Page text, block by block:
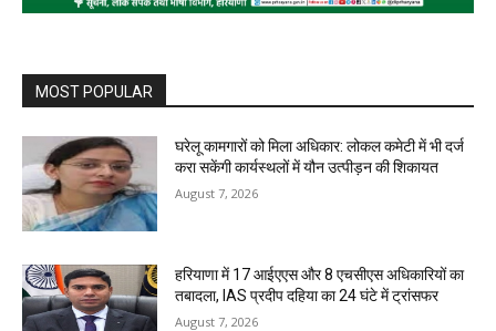
MOST POPULAR
घरेलू कामगारों को मिला अधिकार: लोकल कमेटी में भी दर्ज
करा सकेंगी कार्यस्थलों में यौन उत्पीड़न की शिकायत
August 7, 2026
हरियाणा में 17 आईएएस और 8 एचसीएस अधिकारियों का
तबादला, IAS प्रदीप दहिया का 24 घंटे में ट्रांसफर
August 7, 2026